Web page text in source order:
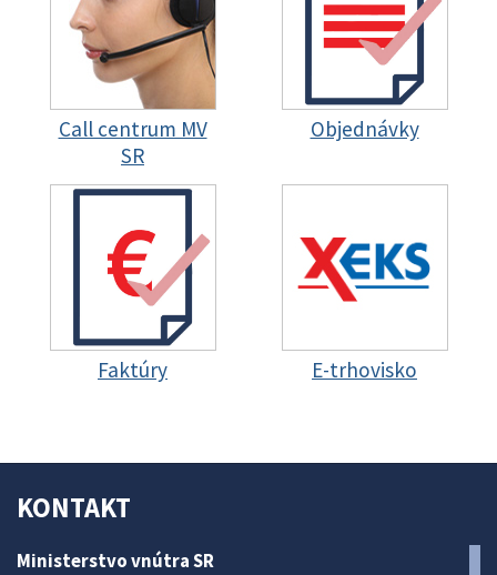
Call centrum MV
SR
Objednávky
Faktúry E-trhovisko
KONTAKT
Ministerstvo vnútra SR